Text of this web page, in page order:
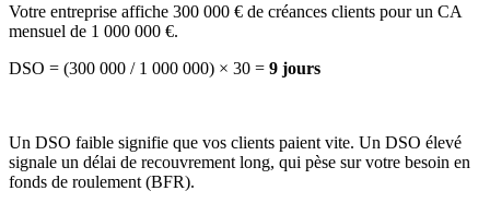
Votre entreprise affiche 300 000 € de créances clients pour un CA
mensuel de 1 000 000 €.
DSO = (300 000 / 1 000 000) × 30 = 9 jours
Un DSO faible signifie que vos clients paient vite. Un DSO élevé
signale un délai de recouvrement long, qui pèse sur votre besoin en
fonds de roulement (BFR).